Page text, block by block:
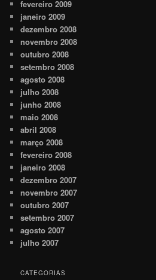
fevereiro 2009
janeiro 2009
dezembro 2008
novembro 2008
outubro 2008
setembro 2008
agosto 2008
julho 2008
junho 2008
maio 2008
abril 2008
março 2008
fevereiro 2008
janeiro 2008
dezembro 2007
novembro 2007
outubro 2007
setembro 2007
agosto 2007
julho 2007
CATEGORIAS